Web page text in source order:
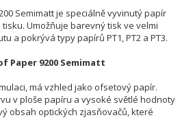
Semimatt je speciálně vyvinutý papír
Umožňuje barevný tisk ve velmi
a pokrývá typy papírů PT1, PT2 a PT3.
Paper 9200 Semimatt
má vzhled jako ofsetový papír.
v ploše papíru a vysoké světlé hodnoty
obsah optických zjasňovačů, které